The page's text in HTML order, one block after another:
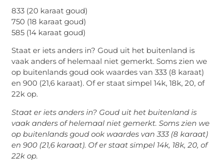
833 (20 karaat goud)
750 (18 karaat goud)
585 (14 karaat goud)
Staat er iets anders in? Goud uit het buitenland is
vaak anders of helemaal niet gemerkt. Soms zien we
op buitenlands goud ook waardes van 333 (8 karaat)
en 900 (21,6 karaat). Of er staat simpel 14k, 18k, 20, of
22k op.
Staat er iets anders in? Goud uit het buitenland is
vaak anders of helemaal niet gemerkt. Soms zien we
op buitenlands goud ook waardes van 333 (8 karaat)
en 900 (21,6 karaat). Of er staat simpel 14k, 18k, 20, of
22k op.